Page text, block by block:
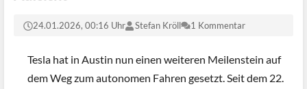
24.01.2026, 00:16 Uhr Stefan Kröll 1 Kommentar
Tesla hat in Austin nun einen weiteren Meilenstein auf
dem Weg zum autonomen Fahren gesetzt. Seit dem 22.